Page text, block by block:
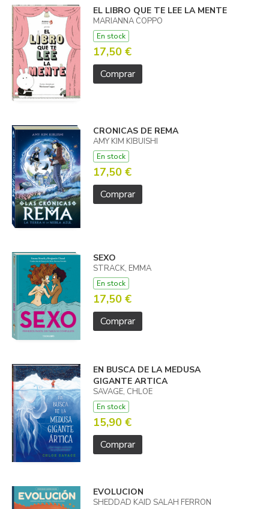
EL LIBRO QUE TE LEE LA MENTE
MARIANNA COPPO
En stock
17,50 €
Comprar
CRONICAS DE REMA
AMY KIM KIBUISHI
En stock
17,50 €
Comprar
SEXO
STRACK, EMMA
En stock
17,50 €
Comprar
EN BUSCA DE LA MEDUSA
GIGANTE ARTICA
SAVAGE, CHLOE
En stock
15,90 €
Comprar
EVOLUCION
SHEDDAD KAID SALAH FERRON